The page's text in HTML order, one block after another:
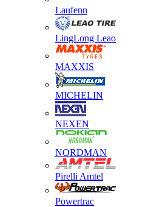
Laufenn
LingLong Leao
MAXXIS
MICHELIN
NEXEN
NORDMAN
Pirelli Amtel
Powertrac